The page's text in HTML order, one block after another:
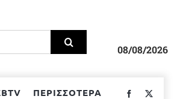
08/08/2026
ΠΕΡΙΣΣΟΤΕΡΑ Facebook